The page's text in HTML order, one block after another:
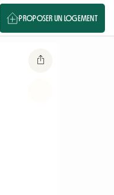
PROPOSER UN LOGEMENT